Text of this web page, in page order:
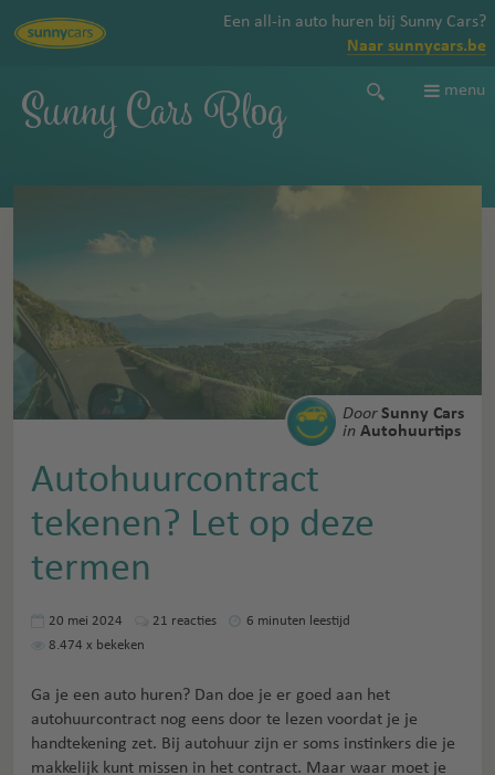
Een all-in auto huren bij Sunny Cars?
Naar sunnycars.be
Sunny Cars Blog menu
DoorSunny Cars
in Autohuurtips
Autohuurcontract
tekenen? Let op deze
termen
20 mei 2024 21 reacties
6 minuten leestijd
8.474 x bekeken
Ga je een auto huren? Dan doe je er goed aan het
autohuurcontract nog eens door te lezen voordat je je
handtekening zet. Bij autohuur zijn er soms instinkers die je
makkelijk kunt missen in het contract. Maar waar moet je